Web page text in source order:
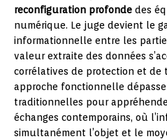
reconfiguration profonde des
numérique. Le juge devient le
informationnelle entre les
valeur extraite des données
corrélatives de protection et de
approche fonctionnelle
traditionnelles pour
échanges contemporains, où
simultanément l’objet et le